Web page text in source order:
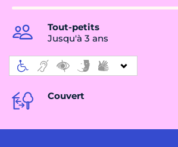
Tout-petits
Jusqu'à 3 ans
Couvert